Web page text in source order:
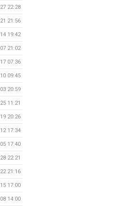
22:28
21:56
19:42
21:02
07:36
09:45
20:59
11:21
20:26
17:34
17:40
22:21
21:16
17:00
14:00